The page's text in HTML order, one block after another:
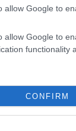
allow Google to
allow Google to
functionality
CONFIRM
.
lesznek
az
a
április 9-én
napokban.